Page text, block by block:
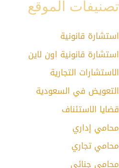
تصنيفات الموقع
استشارة قانونية
استشارة قانونية اون لاين
الاستشارات التجارية
التعويض في السعودية
قضايا الاستئناف
محامي إداري
محامي تجاري
محامي جنائي